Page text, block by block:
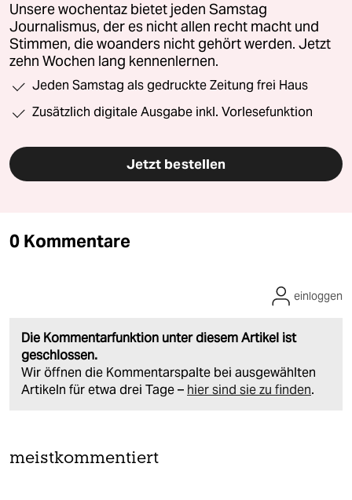
Unsere wochentaz bietet jeden Samstag
Journalismus, der es nicht allen recht macht und
Stimmen, die woanders nicht gehört werden. Jetzt
zehn Wochen lang kennenlernen.
Jeden Samstag als gedruckte Zeitung frei Haus
Zusätzlich digitale Ausgabe inkl. Vorlesefunktion
Jetzt bestellen
0 Kommentare
Die Kommentarfunktion unter diesem Artikel ist
geschlossen.
Wir öffnen die Kommentarspalte bei ausgewählten
Artikeln für etwa drei Tage – hier sind sie zu finden.
einloggen
meistkommentiert